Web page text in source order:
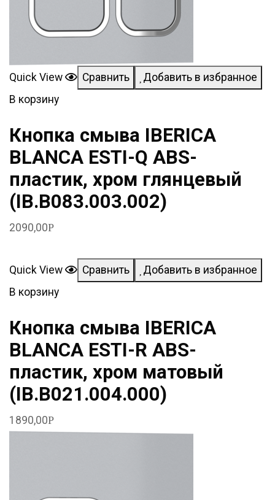
Quick View Сравнить
Добавить в избранное
В корзину
Кнопка смыва IBERICA
BLANCA ESTI-Q ABS-
пластик, хром глянцевый
(IB.B083.003.002)
2090,00Р
Quick View Сравнить
Добавить в избранное
В корзину
Кнопка смыва IBERICA
BLANCA ESTI-R ABS-
пластик, хром матовый
(IB.B021.004.000)
1890,00Р